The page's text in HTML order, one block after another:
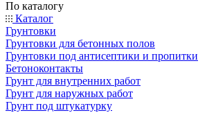
По каталогу
Каталог
Грунтовки
Грунтовки для бетонных полов
Грунтовки под антисептики и пропитки
Бетоноконтакты
Грунт для внутренних работ
Грунт для наружных работ
Грунт под штукатурку